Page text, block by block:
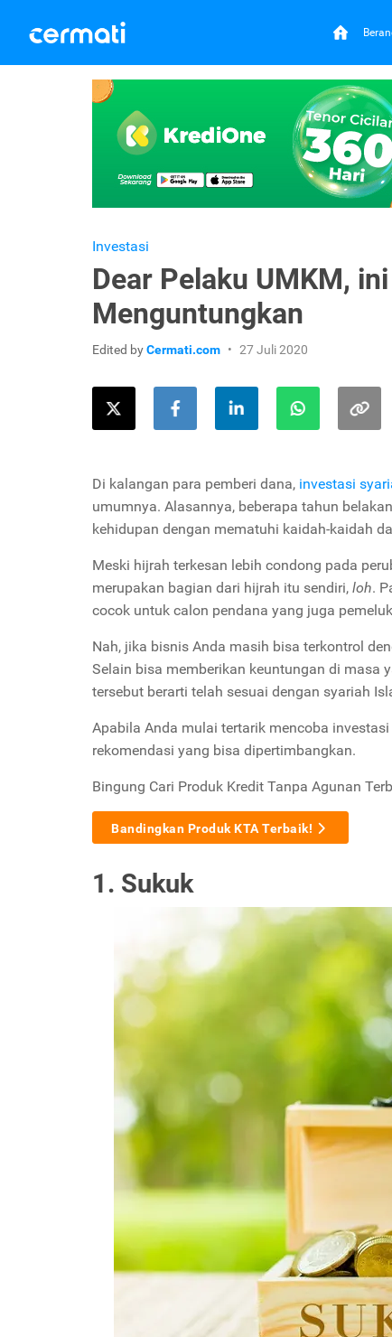
Investasi
Dear Pelaku UMKM,
Menguntungkan
Edited byCermati.com 27 Juli 2020
Di kalangan para pemberi dana, investasi
umumnya. Alasannya, beberapa tahun
kehidupan dengan mematuhi kaidah-kaidah
Meski hijrah terkesan lebih condong pada
merupakan bagian dari hijrah itu sendiri, loh.
cocok untuk calon pendana yang juga
Nah, jika bisnis Anda masih bisa terkontrol
Selain bisa memberikan keuntungan di masa
tersebut berarti telah sesuai dengan syariah
Apabila Anda mulai tertarik mencoba
rekomendasi yang bisa dipertimbangkan.
Bingung Cari Produk Kredit Tanpa Agunan
Bandingkan Produk KTA Terbaik!
1. Sukuk